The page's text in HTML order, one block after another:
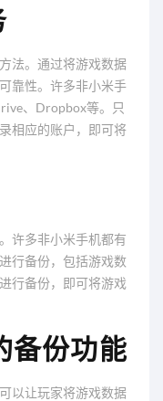
法。通过将游戏数据
靠性。许多非小米手
、Dropbox等。只
相应的账户，即可将
许多非小米手机都有
行备份，包括游戏数
行备份，即可将游戏
备份功能
以让玩家将游戏数据